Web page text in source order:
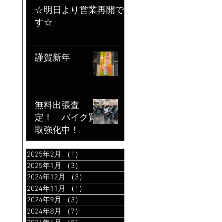
☆明日より営業再開で
す☆
謹賀新年
無料出張査
定！ バイク買
取強化中！
2025年2月 （1）
2025年1月
（3）
2024年12月
（3）
2024年11月
（1）
2024年9月
（3）
2024年8月
（7）